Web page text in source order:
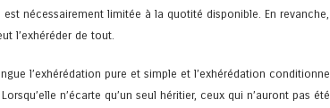
est nécessairement limitée à la quotité disponible. En revanche,
l’exhéréder de tout.
l’exhérédation pure et simple et l’exhérédation
n’écarte qu’un seul héritier, ceux qui n’auront pas